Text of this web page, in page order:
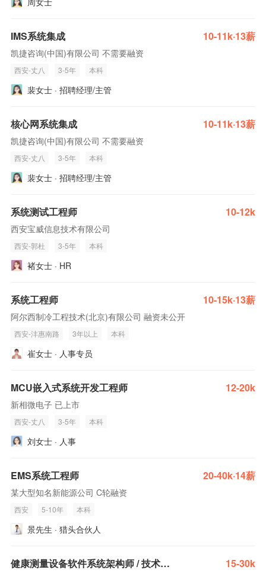
IMS系统集成 10-11k·13薪
凯捷咨询(中国)有限公司 不需要融资
西安-丈八 3-5年 本科
裴女士 · 招聘经理/主管
核心网系统集成 10-11k·13薪
凯捷咨询(中国)有限公司 不需要融资
西安-丈八 3-5年 本科
裴女士 · 招聘经理/主管
系统测试工程师 10-12k
西安宝威信息技术有限公司
西安-郭杜 3-5年 本科
褚女士 · HR
系统工程师 10-15k·13薪
阿尔西制冷工程技术(北京)有限公司 融资未公开
西安-沣惠南路 3年以上 本科
崔女士 · 人事专员
MCU嵌入式系统开发工程师 12-20k
新相微电子 已上市
西安-丈八 3-5年 本科
刘女士 · 人事
EMS系统工程师 20-40k·14薪
某大型知名新能源公司 C轮融资
西安 5-10年 本科
景先生 · 猎头合伙人
健康测量设备软件系统架构师 / 技术专家 15-30k